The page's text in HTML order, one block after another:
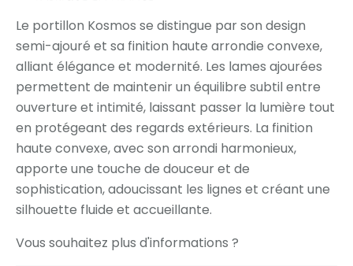
Le portillon Kosmos se distingue par son design
semi-ajouré et sa finition haute arrondie convexe,
alliant élégance et modernité. Les lames ajourées
permettent de maintenir un équilibre subtil entre
ouverture et intimité, laissant passer la lumière tout
en protégeant des regards extérieurs. La finition
haute convexe, avec son arrondi harmonieux,
apporte une touche de douceur et de
sophistication, adoucissant les lignes et créant une
silhouette fluide et accueillante.
Vous souhaitez plus d'informations ?